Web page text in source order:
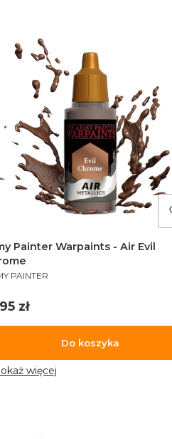
Painter Warpaints - Air Evil
PAINTER
zł
Do koszyka
więcej